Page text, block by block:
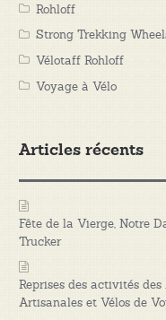
Rohloff
Strong Trekking
Vélotaff Rohloff
Voyage à Vélo
Articles récents
Fête de la Vierge, Notre
Trucker
Reprises des activités
Artisanales et Vélos de